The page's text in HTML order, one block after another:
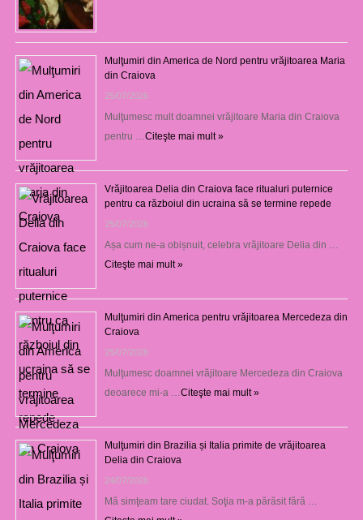
Mulţumiri din America de Nord pentru vrăjitoarea Maria
din Craiova
25/07/2026
Mulţumesc mult doamnei vrăjitoare Maria din Craiova
pentru … Citeşte mai mult »
Vrăjitoarea Delia din Craiova face ritualuri puternice
pentru ca războiul din ucraina să se termine repede
25/07/2026
Așa cum ne-a obișnuit, celebra vrăjitoare Delia din …
Citeşte mai mult »
Mulţumiri din America pentru vrăjitoarea Mercedeza din
Craiova
25/07/2026
Mulţumesc doamnei vrăjitoare Mercedeza din Craiova
deoarece mi-a … Citeşte mai mult »
Mulţumiri din Brazilia și Italia primite de vrăjitoarea
Delia din Craiova
24/07/2026
Mă simţeam tare ciudat. Soţia m-a părăsit fără …